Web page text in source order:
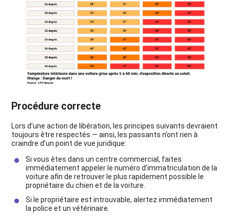
Procédure correcte
Lors d’une action de libération, les principes suivants devraient
toujours être respectés — ainsi, les passants n’ont rien à
craindre d’un point de vue juridique:
Si vous êtes dans un centre commercial, faites
immédiatement appeler le numéro d’immatriculation de la
voiture afin de retrouver le plus rapidement possible le
propriétaire du chien et de la voiture.
Si le propriétaire est introuvable, alertez immédiatement
la police et un vétérinaire.